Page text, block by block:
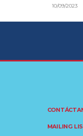
10/09/2023
MAILING